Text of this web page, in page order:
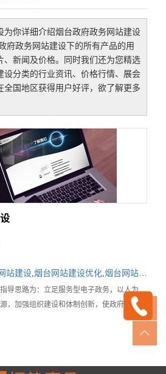
为你详细介绍烟台政府政务网站建设
府政务网站建设下的所有产品的用
、新闻及价格。同时我们还为您精选
设分类的行业资讯、价格行情、展会
全国地区获得用户好评，欲了解更多
站建设, 烟台网站建设优化, 烟台网站建设推广
导思路为：立足服务型电子政务，以人为
，加强组织建设和体制创新，使政府网站走
健康之路。烟台网站建设公司对政府网站下
建议：建议一：以人为本，